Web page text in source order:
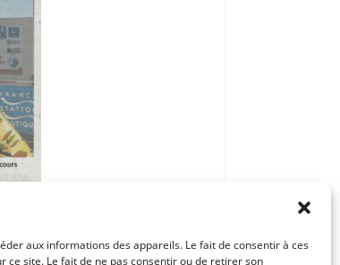
aux informations des appareils. Le fait de consentir à ces
site. Le fait de ne pas consentir ou de retirer son